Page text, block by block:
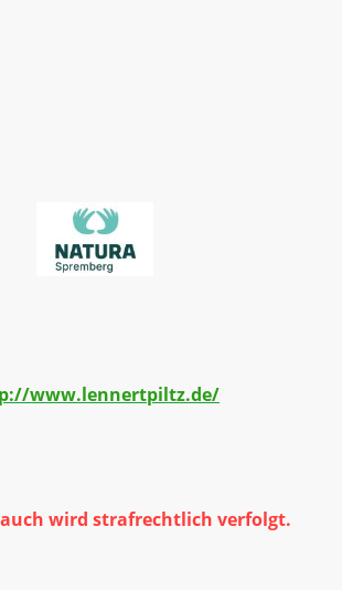
www.lennertpiltz.de/
wird strafrechtlich verfolgt.